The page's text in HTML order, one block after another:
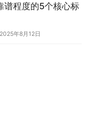
谱程度的5个核心标
2025年8月12日